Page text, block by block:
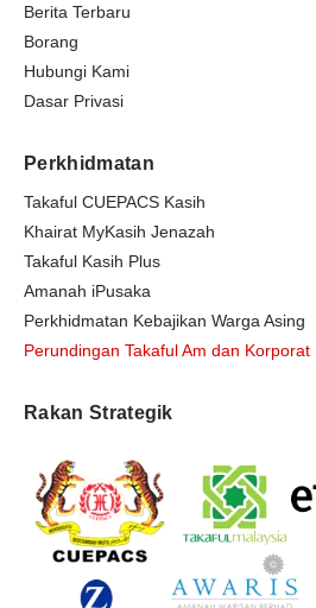
Berita Terbaru
Borang
Hubungi Kami
Dasar Privasi
Perkhidmatan
Takaful CUEPACS Kasih
Khairat MyKasih Jenazah
Takaful Kasih Plus
Amanah iPusaka
Perkhidmatan Kebajikan Warga Asing
Perundingan Takaful Am dan Korporat
Rakan Strategik